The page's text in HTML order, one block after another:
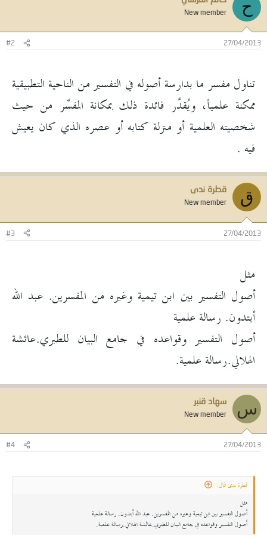
ح New member
27/04/2013
#2
تناول مفسر ما بدارسة أصوله في التفسير من الناحية التطبيقية
ممكنة علمياً، ويُقدَّر فائدة ذلك بمكانة المفسِّر من حيث
شخصيته العلمية أو منزلة كتابه أو عصره الذي كان يعيش
فيه .
ق قطرة ندى
New member
27/04/2013
#3
مثل
أصول التفسير بين ابن تيمية وغيره من المفسرين. عبد الله
أبتدون. رسالة علمية
أصول التفسير وقواعده في جامع البيان للطبري.عائشة
الهلالي.رسالة علمية.
س سهاد قنبر
New member
27/04/2013
#4
قطرة ندى قال:
مثل
أصول التفسير بين ابن تيمية وغيره من المفسرين. عبد الله أبتدون. رسالة علمية
أصول التفسير وقواعده في جامع البيان للطبري.عائشة الهلالي.رسالة علمية.